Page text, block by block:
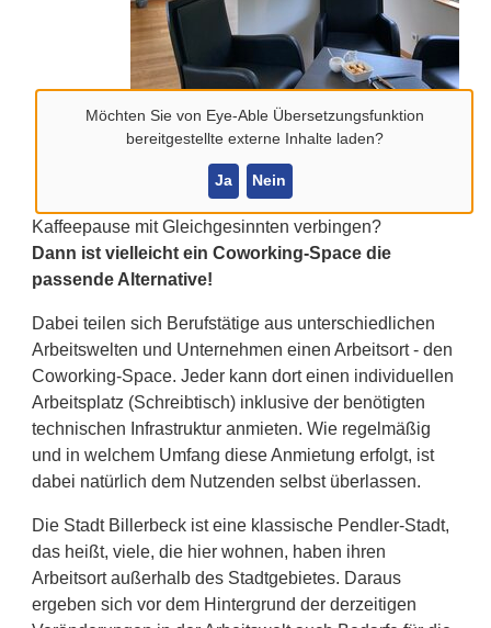
Möchten Sie von Eye-Able Übersetzungsfunktion
bereitgestellte externe Inhalte laden?
Ja Nein
© Stadt Billerbeck
Kaffeepause mit Gleichgesinnten verbingen?
Dann ist vielleicht ein Coworking-Space die
passende Alternative!
Dabei teilen sich Berufstätige aus unterschiedlichen
Arbeitswelten und Unternehmen einen Arbeitsort - den
Coworking-Space. Jeder kann dort einen individuellen
Arbeitsplatz (Schreibtisch) inklusive der benötigten
technischen Infrastruktur anmieten. Wie regelmäßig
und in welchem Umfang diese Anmietung erfolgt, ist
dabei natürlich dem Nutzenden selbst überlassen.
Die Stadt Billerbeck ist eine klassische Pendler-Stadt,
das heißt, viele, die hier wohnen, haben ihren
Arbeitsort außerhalb des Stadtgebietes. Daraus
ergeben sich vor dem Hintergrund der derzeitigen